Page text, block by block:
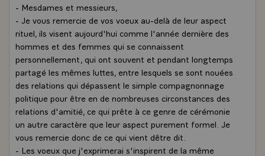
- Mesdames et messieurs,
- Je vous remercie de vos voeux au-delà de leur aspect
rituel, ils visent aujourd'hui comme l'année dernière des
hommes et des femmes qui se connaissent
personnellement, qui ont souvent et pendant longtemps
partagé les mêmes luttes, entre lesquels se sont nouées
des relations qui dépassent le simple compagnonnage
politique pour être en de nombreuses circonstances des
relations d'amitié, ce qui prête à ce genre de cérémonie
un autre caractère que leur aspect purement formel. Je
vous remercie donc de ce qui vient dêtre dit.
- Les voeux que j'exprimerai s'inspirent de la même